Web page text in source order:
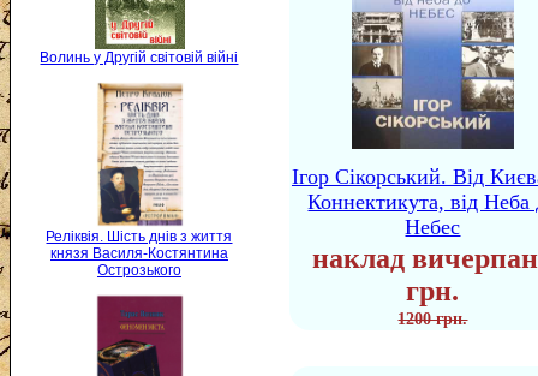
Волинь у Другій світовій війні
Реліквія. Шість днів з життя
князя Василя-Костянтина
Острозького
Ігор Сікорський. Від
Коннектикута, від Неба
Небес
наклад
грн.
1200 грн.